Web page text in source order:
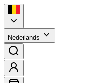
Nederlands